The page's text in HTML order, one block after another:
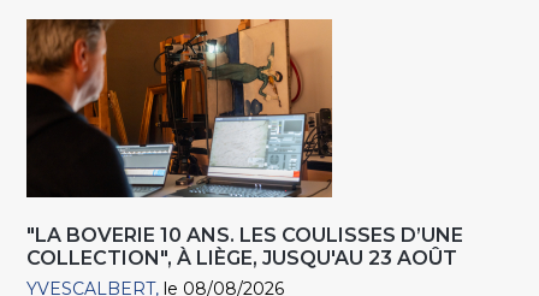
"LA BOVERIE 10 ANS. LES COULISSES D’UNE
COLLECTION", À LIÈGE, JUSQU'AU 23 AOÛT
YVESCALBERT le 08/08/2026